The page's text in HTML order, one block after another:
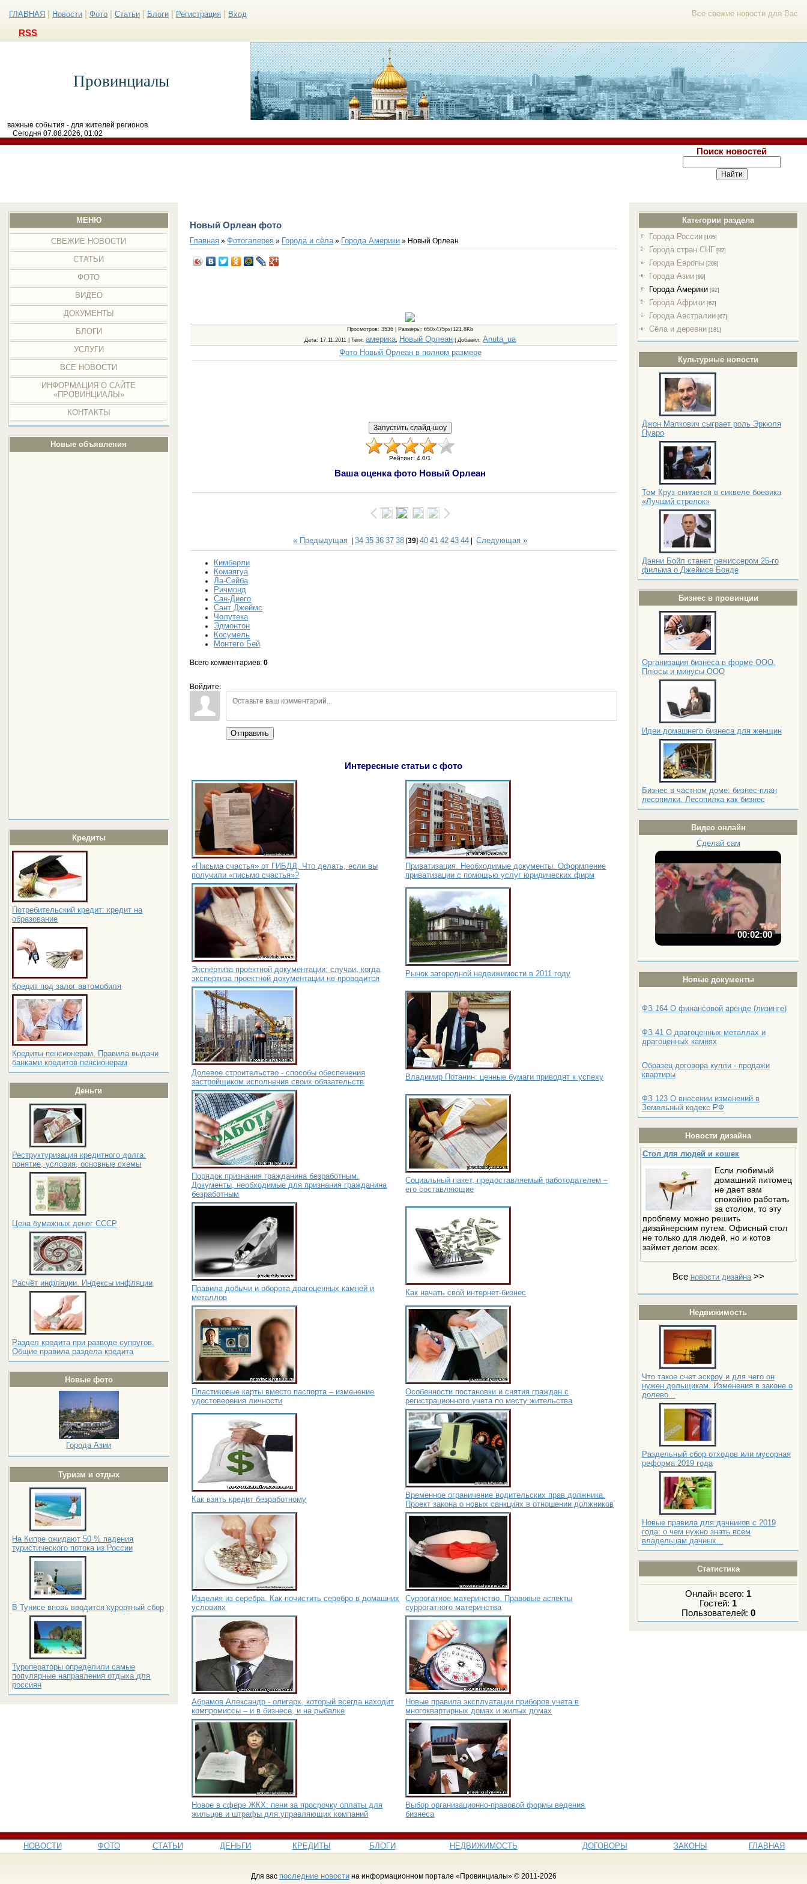
Все свежие новости для Вас
ГЛАВНАЯ Новости Фото Статьи Блоги Регистрация Вход
RSS
Провинциалы
важные события - для жителей регионов
Сегодня 07.08.2026, 01:02
Поиск новостей
МЕНЮ
СВЕЖИЕ НОВОСТИ
СТАТЬИ
ФОТО
ВИДЕО
ДОКУМЕНТЫ
БЛОГИ
УСЛУГИ
ВСЕ НОВОСТИ
ИНФОРМАЦИЯ О САЙТЕ
«ПРОВИНЦИАЛЫ»
КОНТАКТЫ
Новые объявления
Кредиты
Потребительский кредит: кредит на
образование
Кредит под залог автомобиля
Кредиты пенсионерам. Правила выдачи
банками кредитов пенсионерам
Деньги
Реструктуризация кредитного долга:
понятие, условия, основные схемы
Цена бумажных денег СССР
Расчёт инфляции. Индексы инфляции
Раздел кредита при разводе супругов.
Общие правила раздела кредита
Новые фото
Города Азии
Туризм и отдых
На Кипре ожидают 50 % падения
туристического потока из России
В Тунисе вновь вводится курортный сбор
Туроператоры определили самые
популярные направления отдыха для
россиян
Категории раздела
Города России [105]
Города стран СНГ [82]
Города Европы [208]
Города Азии [99]
Города Америки [92]
Города Африки [62]
Города Австралии [67]
Сёла и деревни [181]
Культурные новости
Джон Малкович сыграет роль Эркюля
Пуаро
Том Круз снимется в сиквеле боевика
«Лучший стрелок»
Дэнни Бойл станет режиссером 25-го
фильма о Джеймсе Бонде
Бизнес в провинции
Организация бизнеса в форме ООО.
Плюсы и минусы ООО
Идеи домашнего бизнеса для женщин
Бизнес в частном доме: бизнес-план
лесопилки. Лесопилка как бизнес
Видео онлайн
Сделай сам
00:02:00
Новые документы
ФЗ 164 О финансовой аренде (лизинге)
ФЗ 41 О драгоценных металлах и
драгоценных камнях
Образец договора купли - продажи
квартиры
ФЗ 123 О внесении изменений в
Земельный кодекс РФ
Новости дизайна
Стол для людей и кошек
Если любимый
домашний питомец
не дает вам
спокойно работать
за столом, то эту
проблему можно решить
дизайнерским путем. Офисный стол
не только для людей, но и котов
займет делом всех.
Все новости дизайна>>
Недвижимость
Что такое счет эскроу и для чего он
нужен дольщикам. Изменения в законе о
долево...
Раздельный сбор отходов или мусорная
реформа 2019 года
Новые правила для дачников с 2019
года: о чем нужно знать всем
владельцам дачных...
Статистика
Онлайн всего: 1
Гостей: 1
Пользователей: 0
Новый Орлеан фото
Главная »Фотогалерея » Города и сёла » Города Америки » Новый Орлеан
Просмотров: 3536 | Размеры: 650x475px/121.8Kb
Дата: 17.11.2011 |Теги:америка Новый Орлеан Добавил:Anuta_ua
Фото Новый Орлеан в полном размере
Рейтинг: 4.0/1
Ваша оценка фото Новый Орлеан
« Предыдущая |34 35 36 37 38 [39]40 41 42 43 44 |Следующая »
Кимберли
Комаягуа
Ла-Сейба
Ричмонд
Сан-Диего
Сант Джеймс
Чолутека
Эдмонтон
Косумель
Монтего Бей
Всего комментариев:0
Войдите:
Отправить
Интересные статьи с фото
«Письма счастья» от ГИБДД. Что делать, если вы
получили «письмо счастья»?
Приватизация. Необходимые документы. Оформление
приватизации с помощью услуг юридических фирм
Экспертиза проектной документации: случаи, когда
экспертиза проектной документации не проводится
Рынок загородной недвижимости в 2011 году
Долевое строительство - способы обеспечения
застройщиком исполнения своих обязательств
Владимир Потанин: ценные бумаги приводят к успеху
Порядок признания гражданина безработным.
Документы, необходимые для признания гражданина
безработным
Социальный пакет, предоставляемый работодателем –
его составляющие
Правила добычи и оборота драгоценных камней и
металлов
Как начать свой интернет-бизнес
Пластиковые карты вместо паспорта – изменение
удостоверения личности
Особенности постановки и снятия граждан с
регистрационного учета по месту жительства
Как взять кредит безработному
Временное ограничение водительских прав должника.
Проект закона о новых санкциях в отношении должников
Изделия из серебра. Как почистить серебро в домашних
условиях
Суррогатное материнство. Правовые аспекты
суррогатного материнства
Абрамов Александр - олигарх, который всегда находит
компромиссы – и в бизнесе, и на рыбалке
Новые правила эксплуатации приборов учета в
многоквартирных домах и жилых домах
Новое в сфере ЖКХ: пени за просрочку оплаты для
жильцов и штрафы для управляющих компаний
Выбор организационно-правовой формы ведения
бизнеса
НОВОСТИ ФОТО СТАТЬИ ДЕНЬГИ КРЕДИТЫ БЛОГИ НЕДВИЖИМОСТЬ ДОГОВОРЫ ЗАКОНЫ ГЛАВНАЯ
Для вас последние новостина информационном портале «Провинциалы» © 2011-2026